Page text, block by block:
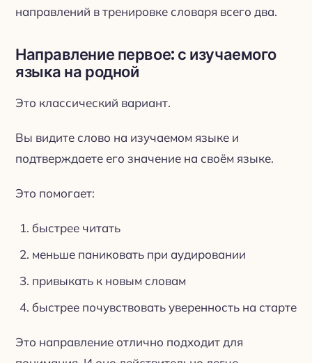
направлений в тренировке словаря всего два.
Направление первое: с изучаемого
языка на родной
Это классический вариант.
Вы видите слово на изучаемом языке и
подтверждаете его значение на своём языке.
Это помогает:
быстрее читать
меньше паниковать при аудировании
привыкать к новым словам
быстрее почувствовать уверенность на старте
Это направление отлично подходит для